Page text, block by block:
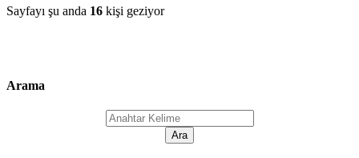
Sayfayı şu anda 16 kişi geziyor
Arama